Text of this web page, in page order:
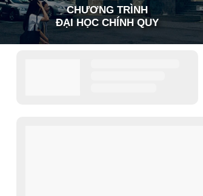
CHƯƠNG TRÌNH
ĐẠI HỌC CHÍNH QUY